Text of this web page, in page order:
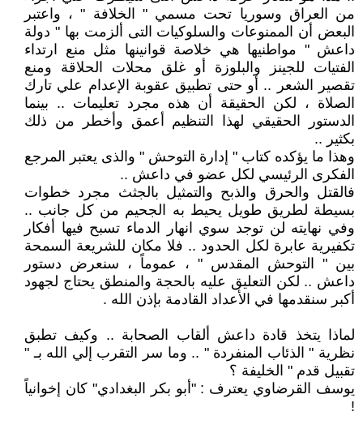
من العراق وسوريا تحت مسمي " الخلافة " ، واعتبر
البعض أن الممنوعات والسلوكيات التى ألزمت بها " دولة
داعش " مواطنيها هي خلاصة قوانينها مثل منع ارتداء
الفتيات للجينز والبلوزة أو غلق محلات الحلاقة ومنع
تقصير الشعر .. أو حتى تطبيق عقوبة الإعدام علي تارك
الصلاة ، لكن الحقيقة أن هذه مجرد تعليمات .. بينما
الدستور الحقيقي لهذا التنظيم أعمق وأخطر من ذلك
بكثير ..
وهذا ما يؤكده كتاب " إدارة التوحش " والذى يعتبر المرجع
الفكرى الرئيسي لكل عضو في داعش ..
فالقتل والحرق والذبح والتمثيل بالجثث مجرد خطوات
بسيطة لطريق طويل يحيط به الجحيم من كل جانب ..
وفي نهايته لن توجد سوي انهار الدماء تسبح فيها أفكار
تكفيرية عابرة لكل الحدود .. فلا مكان للشريعة السمحة
بين " التوحش المقدس " ، عموماً ، سنعرض دستور
داعش .. لكن التعليق عليه بالحجة والمنطق يحتاج لجهود
أكبر سنقدمها في الأعداد القادمة بإذن الله .
لماذا يتخذ قادة داعش ألقاب الصحابة .. وكيف تطبق
نظرية " الذئاب المنفردة " .. وما سر التقرب إلي الله بـ "
تقبيل قدم " الخليفة ؟
يوسف القرضاوي يعترف : "أبو بكر البغدادي" كان إخوانياً
!